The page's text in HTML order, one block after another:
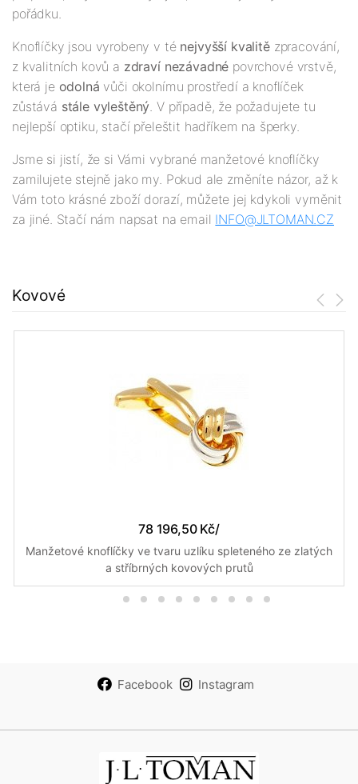
pořádku.
Knoflíčky jsou vyrobeny v té nejvyšší kvalitězpracování,
z kvalitních kovů a zdraví nezávadné povrchové vrstvě,
která je odolná vůči okolnímu prostředí a knoflíček
zůstává stále vyleštěný. V případě, že požadujete tu
nejlepší optiku, stačí přeleštit hadříkem na šperky.
Jsme si jistí, že si Vámi vybrané manžetové knoflíčky
zamilujete stejně jako my. Pokud ale změníte názor, až k
Vám toto krásné zboží dorazí, můžete jej kdykoli vyměnit
za jiné. Stačí nám napsat na email INFO@JLTOMAN.CZ
Kovové
78 196,50 Kč/
Manžetové knoflíčky ve tvaru uzlíku spleteného ze zlatých
a stříbrných kovových prutů
Facebook Instagram